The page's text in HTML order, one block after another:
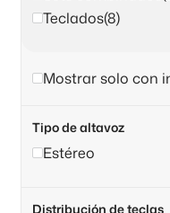
Teclados(8)
Mostrar solo con
Tipo de altavoz
Estéreo
Distribución de teclas